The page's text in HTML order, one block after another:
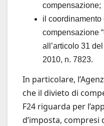
compensazione;
il
compensazione
all’articolo 31
2010, n. 7823.
In particolare,
che il divieto di
F24 riguarda per
d’imposta, compresi